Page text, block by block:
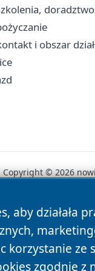
i obszar
aby działała
ze
zgodnie z
Copyright © 2026
Autorzy